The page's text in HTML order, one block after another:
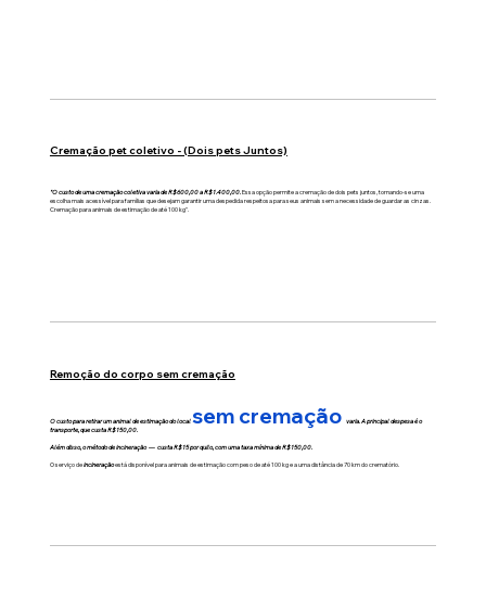
Cremação pet coletivo - (Dois pets Juntos)
"O custo de uma cremação coletiva varia de R$600,00 a R$1.400,00. Essa opção permite a cremação de dois pets juntos, tornando-se uma
escolha mais acessível para famílias que desejam garantir uma despedida respeitosa para seus animais sem a necessidade de guardar as cinzas.
Cremação para animais de estimação de até 100 kg".
Remoção do corpo sem cremação
O custo para retirar um animal de estimação do localsem cremação varia. A principal despesa é o
transporte, que custa R$150,00.
Além disso, o método de incineração — custa R$15 por quilo, com uma taxa mínima de R$150,00.
O serviço deincineraçãoestá disponível para animais de estimação com peso de até 100 kg e a uma distância de 70 km do crematório.